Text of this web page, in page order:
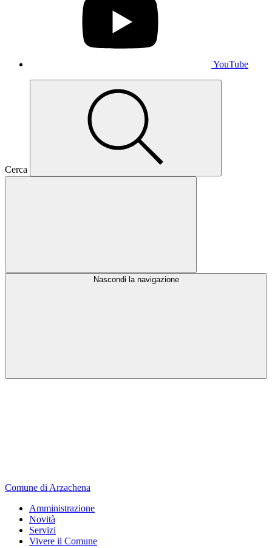
YouTube
Cerca
Nascondi la navigazione
Comune di Arzachena
Amministrazione
Novità
Servizi
Vivere il Comune